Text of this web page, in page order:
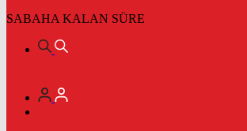
SABAHA KALAN SÜRE